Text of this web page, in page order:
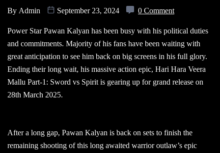
By Admin September 23, 2024 0 Comment
Power Star Pawan Kalyan has been busy with his political duties
and commitments. Majority of his fans have been waiting with
great anticipation to see him back on big screens in his full glory.
Ending their long wait, his massive action epic, Hari Hara Veera
Mallu Part-1: Sword vs Spirit is gearing up for grand release on
28th March 2025.
After a long gap, Pawan Kalyan is back on sets to finish the
remaining shooting of this long awaited warrior outlaw’s epic